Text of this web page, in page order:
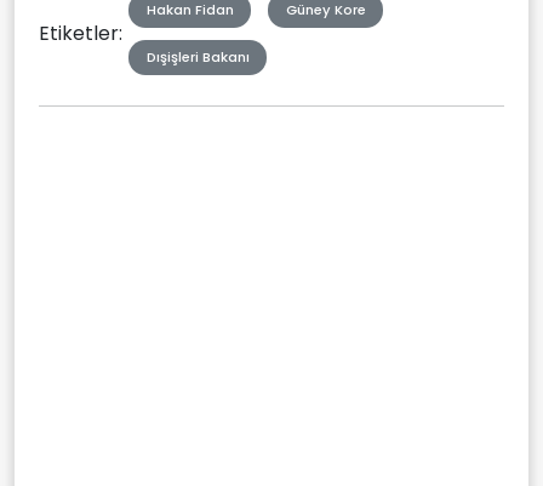
Etiketler:
Hakan Fidan Güney Kore
Dışişleri Bakanı